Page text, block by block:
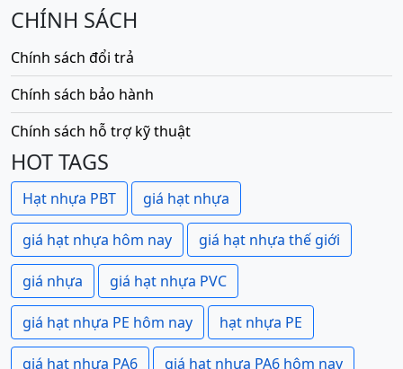
CHÍNH SÁCH
Chính sách đổi trả
Chính sách bảo hành
Chính sách hỗ trợ kỹ thuật
HOT TAGS
Hạt nhựa PBT giá hạt nhựa
giá hạt nhựa hôm nay giá hạt nhựa thế giới
giá nhựa giá hạt nhựa PVC
giá hạt nhựa PE hôm nay hạt nhựa PE
giá hạt nhựa PA6 giá hạt nhựa PA6 hôm nay